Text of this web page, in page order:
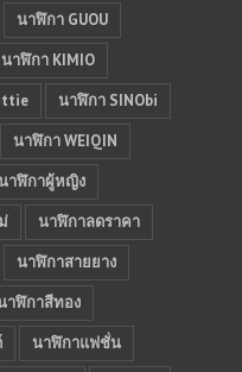
นาฬิกา GUOU
นาฬิกา KIMIO
นาฬิกา SINObi
นาฬิกา WEIQIN
าฬิกาผู้หญิง
นาฬิกาลดราคา
นาฬิกาสายยาง
าฬิกาสีทอง
นาฬิกาแฟชั่น